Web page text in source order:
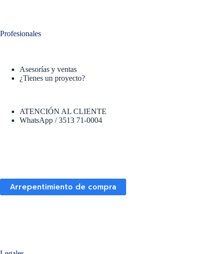
Profesionales
Asesorías y ventas
¿Tienes un proyecto?
ATENCIÓN AL CLIENTE
WhatsApp / 3513 71-0004
Arrepentimiento de compra